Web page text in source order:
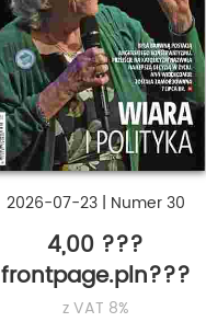
2026-07-23 | Numer 30
4,00 ???
frontpage.pln???
z VAT 8%